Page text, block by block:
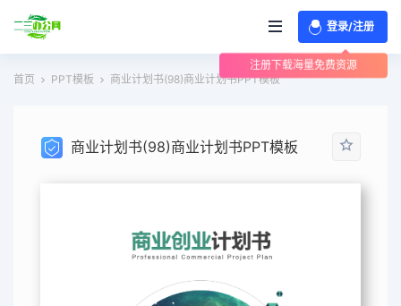
登录/注册
注册下载海量免费资源
首页
PPT模板 商业计划书(98)商业计划书PPT模板
商业计划书(98)商业计划书PPT模板